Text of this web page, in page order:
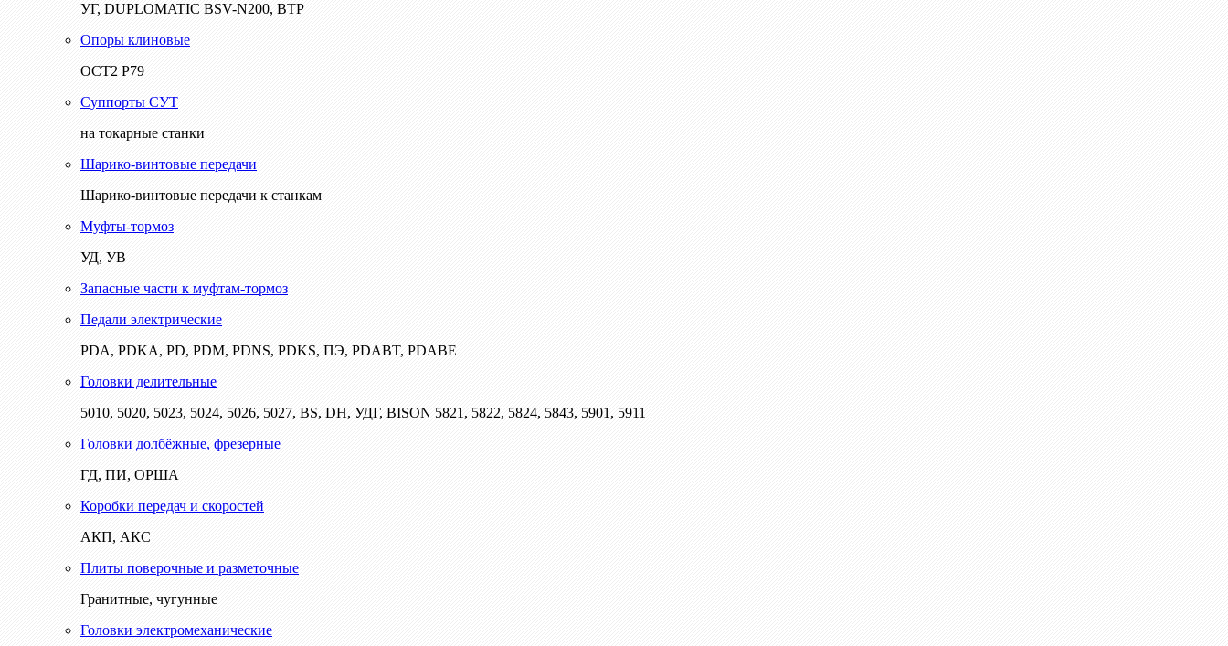
УГ, DUPLOMATIC BSV-N200, ВТР
Опоры клиновые
ОСТ2 Р79
Суппорты СУТ
на токарные станки
Шарико-винтовые передачи
Шарико-винтовые передачи к станкам
Муфты-тормоз
УД, УВ
Запасные части к муфтам-тормоз
Педали электрические
PDA, PDKA, PD, PDM, PDNS, PDKS, ПЭ, PDABT, PDABE
Головки делительные
5010, 5020, 5023, 5024, 5026, 5027, BS, DH, УДГ, BISON 5821, 5822, 5824, 5843, 5901, 5911
Головки долбёжные, фрезерные
ГД, ПИ, ОРША
Коробки передач и скоростей
АКП, АКС
Плиты поверочные и разметочные
Гранитные, чугунные
Головки электромеханические